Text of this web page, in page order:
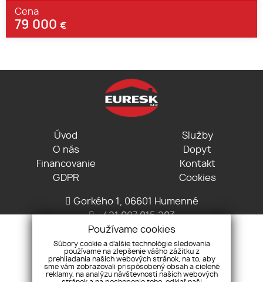
Cena
79 000 €
Úvod
O nás
Financovanie
GDPR
Služby
Dopyt
Kontakt
Cookies
Gorkého 1, 06601 Humenné
+421 907 915 293
info@euresk.sk
Používame cookies
Súbory cookie a ďalšie technológie sledovania
používame na zlepšenie vášho zážitku z
prehliadania našich webových stránok, na to, aby
sme vám zobrazovali prispôsobený obsah a cielené
reklamy, na analýzu návštevnosti našich webových